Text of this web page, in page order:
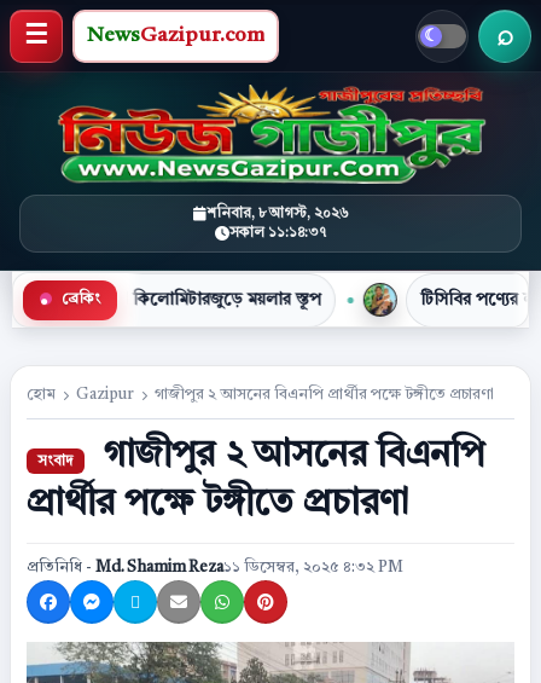
শনিবার, ৮ আগস্ট, ২০২৬
সকাল ১১:১৪:৩৭
মেনু খুলুন
NewsGazipur.com
● ব্রেকিং ময়লার স্তূপ টিসিবির পণ্যের লাইনে দাঁড়িয়ে
হোম Gazipur গাজীপুর ২ আসনের বিএনপি প্রার্থীর পক্ষে টঙ্গীতে প্রচারণা
গাজীপুর ২ আসনের বিএনপি
প্রার্থীর পক্ষে টঙ্গীতে প্রচারণা
প্রতিনিধি - Md. Shamim Reza১১ ডিসেম্বর, ২০২৫ ৪:৩২ PM
Share on Facebook
Share on Messenger
Share on XShare by Email
Share on WhatsApp
Share on Pinterest